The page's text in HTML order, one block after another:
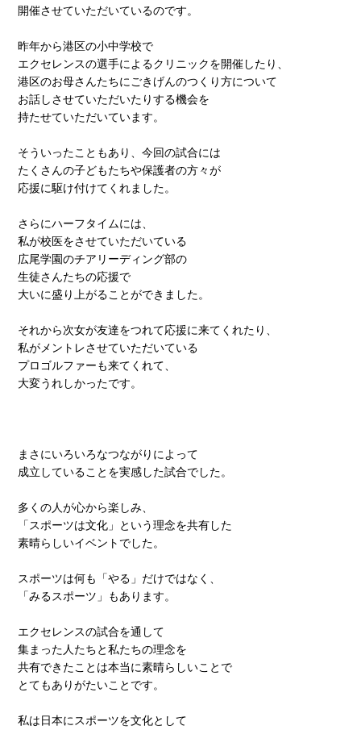
開催させていただいているのです。
昨年から港区の小中学校で
エクセレンスの選手によるクリニックを開催したり、
港区のお母さんたちにごきげんのつくり方について
お話しさせていただいたりする機会を
持たせていただいています。
そういったこともあり、今回の試合には
たくさんの子どもたちや保護者の方々が
応援に駆け付けてくれました。
さらにハーフタイムには、
私が校医をさせていただいている
広尾学園のチアリーディング部の
生徒さんたちの応援で
大いに盛り上がることができました。
それから次女が友達をつれて応援に来てくれたり、
私がメントレさせていただいている
プロゴルファーも来てくれて、
大変うれしかったです。
まさにいろいろなつながりによって
成立していることを実感した試合でした。
多くの人が心から楽しみ、
「スポーツは文化」という理念を共有した
素晴らしいイベントでした。
スポーツは何も「やる」だけではなく、
「みるスポーツ」もあります。
エクセレンスの試合を通して
集まった人たちと私たちの理念を
共有できたことは本当に素晴らしいことで
とてもありがたいことです。
私は日本にスポーツを文化として